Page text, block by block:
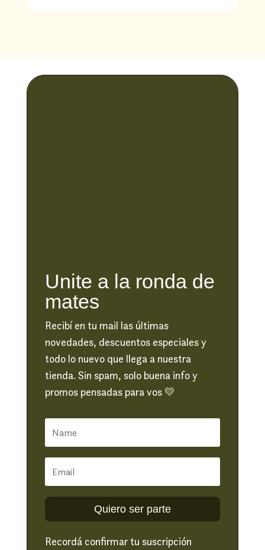
Unite a la ronda de
mates
Recibí en tu mail las últimas
novedades, descuentos especiales y
todo lo nuevo que llega a nuestra
tienda. Sin spam, solo buena info y
promos pensadas para vos 💛
Quiero ser parte
Recordá confirmar tu suscripción